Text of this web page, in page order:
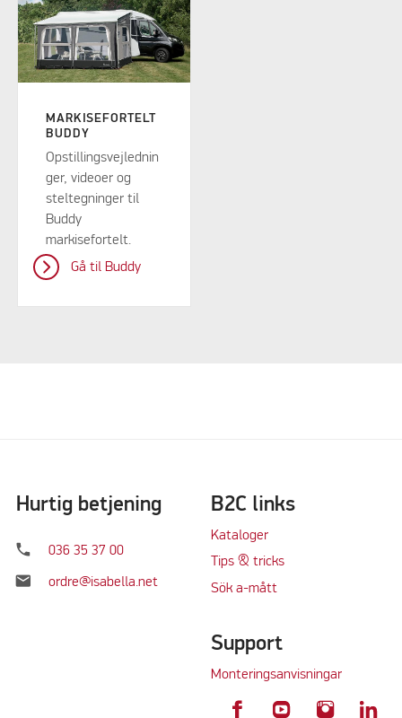
MARKISEFORTELT
BUDDY
Opstillingsvejlednin
ger, videoer og
steltegninger til
Buddy
markisefortelt.
Gå til Buddy
Hurtig betjening
phone 036 35 37 00
mail ordre@isabella.net
B2C links
Kataloger
Tips & tricks
Sök a-mått
Support
Monteringsanvisningar